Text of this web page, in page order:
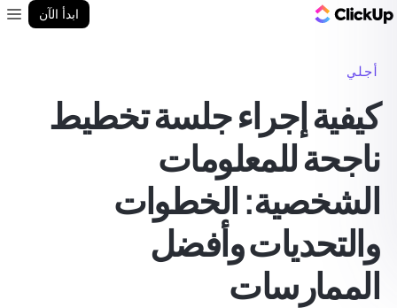
ابدأ الآن
أجلي
كيفية إجراء جلسة تخطيط
ناجحة للمعلومات
الشخصية: الخطوات
والتحديات وأفضل
الممارسات